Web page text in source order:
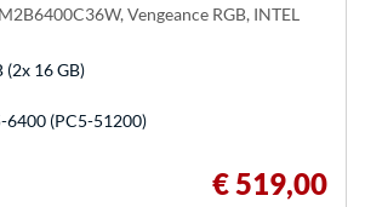
Vengeance RGB, INTEL
(2x 16 GB)
6400 (PC5-51200)
€ 519,00